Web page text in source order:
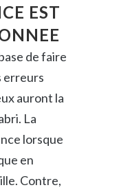
EST
de faire
erreurs
auront la
La
lorsque
en
Contre,